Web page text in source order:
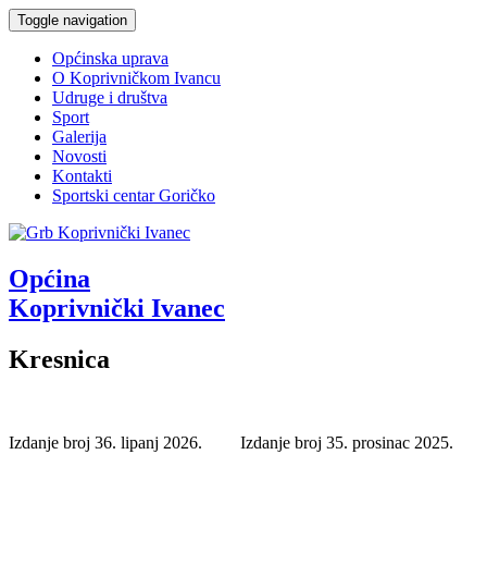
Toggle navigation
Općinska uprava
O Koprivničkom Ivancu
Udruge i društva
Sport
Galerija
Novosti
Kontakti
Sportski centar Goričko
Općina
Koprivnički Ivanec
Kresnica
Izdanje broj 36. lipanj 2026. Izdanje broj 35. prosinac 2025.